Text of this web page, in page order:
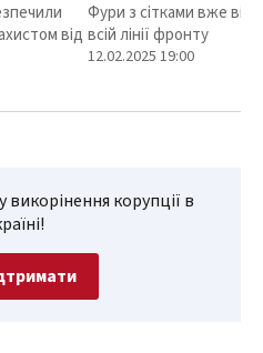
від
Фури з сітками вже
всій лінії фронту
12.02.2025 19:00
викорінення корупції в